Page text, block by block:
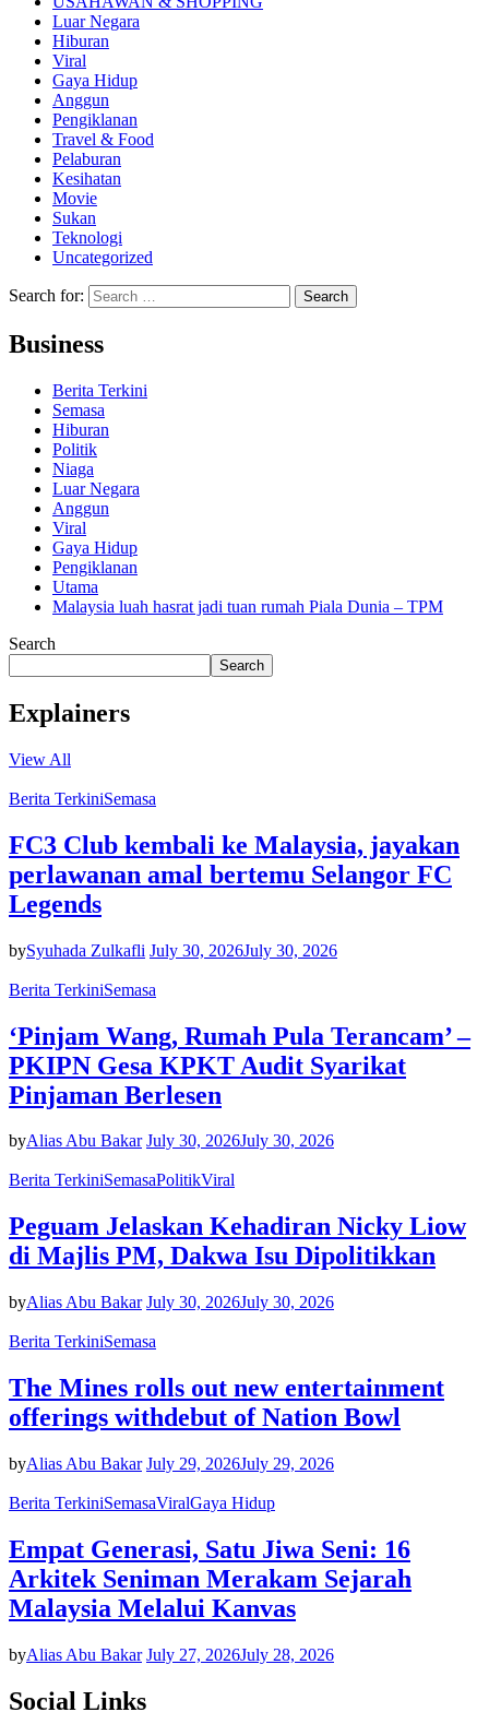
Luar Negara
Hiburan
Viral
Gaya Hidup
Anggun
Pengiklanan
Travel & Food
Pelaburan
Kesihatan
Movie
Sukan
Teknologi
Uncategorized
Search for:
Business
Berita Terkini
Semasa
Hiburan
Politik
Niaga
Luar Negara
Anggun
Viral
Gaya Hidup
Pengiklanan
Utama
Malaysia luah hasrat jadi tuan rumah Piala Dunia – TPM
Search
Search
Explainers
View All
Berita TerkiniSemasa
FC3 Club kembali ke Malaysia, jayakan
perlawanan amal bertemu Selangor FC
Legends
bySyuhada Zulkafli July 30, 2026July 30, 2026
Berita TerkiniSemasa
‘Pinjam Wang, Rumah Pula Terancam’ –
PKIPN Gesa KPKT Audit Syarikat
Pinjaman Berlesen
byAlias Abu Bakar July 30, 2026July 30, 2026
Berita TerkiniSemasaPolitikViral
Peguam Jelaskan Kehadiran Nicky Liow
di Majlis PM, Dakwa Isu Dipolitikkan
byAlias Abu Bakar July 30, 2026July 30, 2026
Berita TerkiniSemasa
The Mines rolls out new entertainment
offerings withdebut of Nation Bowl
byAlias Abu Bakar July 29, 2026July 29, 2026
Berita TerkiniSemasaViralGaya Hidup
Empat Generasi, Satu Jiwa Seni: 16
Arkitek Seniman Merakam Sejarah
Malaysia Melalui Kanvas
byAlias Abu Bakar July 27, 2026July 28, 2026
Social Links